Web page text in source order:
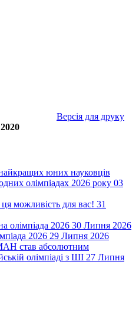
Версія для друку
юних науковців
олімпіадах 2026 року 03
можливість для вас! 31
олімпіада 2026 30 Липня 2026
2026 29 Липня 2026
став абсолютним
олімпіаді з ШІ 27 Липня